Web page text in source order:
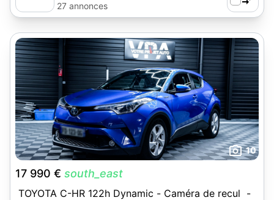
27 annonces
10
17 990 € south_east
TOYOTA C-HR 122h Dynamic - Caméra de recul -